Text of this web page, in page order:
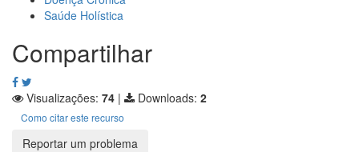
Saúde Holística
Compartilhar
Visualizações: 74 | Downloads: 2
Como citar este recurso
Reportar um problema